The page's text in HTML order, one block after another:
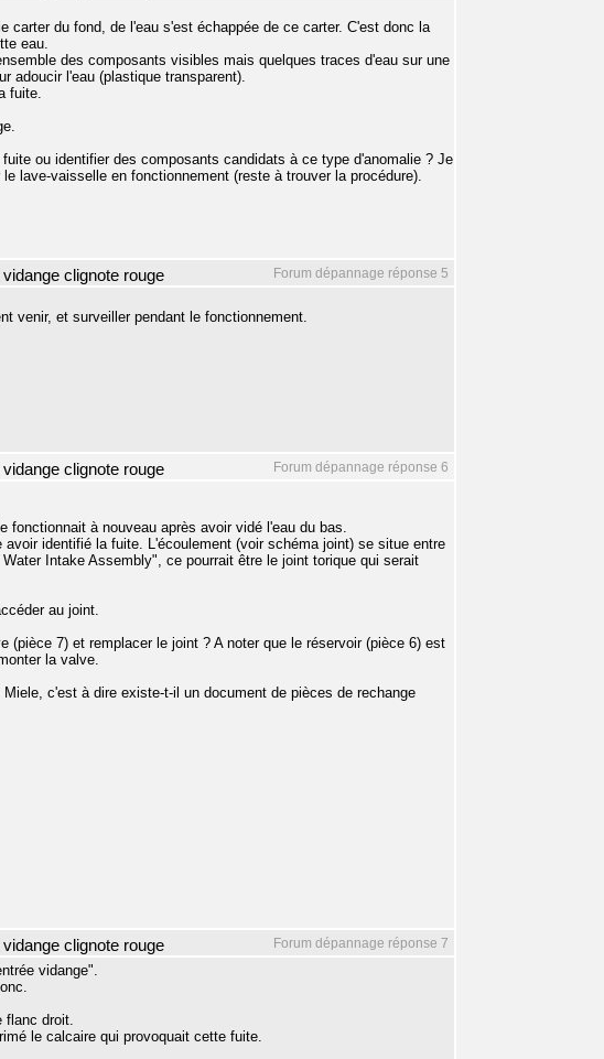
carter du fond, de l'eau s'est échappée de ce carter. C'est donc la
eau.
des composants visibles mais quelques traces d'eau sur une
adoucir l'eau (plastique transparent).
fuite.
ou identifier des composants candidats à ce type d'anomalie ? Je
lave-vaisselle en fonctionnement (reste à trouver la procédure).
Forum dépannage réponse 5
clignote rouge
venir, et surveiller pendant le fonctionnement.
Forum dépannage réponse 6
clignote rouge
à nouveau après avoir vidé l'eau du bas.
identifié la fuite. L'écoulement (voir schéma joint) se situe entre
Intake Assembly", ce pourrait être le joint torique qui serait
au joint.
7) et remplacer le joint ? A noter que le réservoir (pièce 6) est
la valve.
c'est à dire existe-t-il un document de pièces de rechange
Forum dépannage réponse 7
clignote rouge
vidange".
droit.
le calcaire qui provoquait cette fuite.